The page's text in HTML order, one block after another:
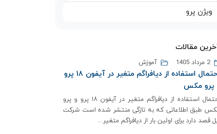
ویژن پرو
مقالات
2 مرداد 1405 آموزش
احتمال استفاده از دیافراگم متغیر در آیفون ۱۸ پرو
پرو مکس
احتمال استفاده از دیافراگم متغیر در آیفون ۱۸ پرو و پرو
طبق اطلاعاتی که به تازگی منتشر شده است شرکت
قصد دارد برای اولین بار از دیافراگم متغیر...